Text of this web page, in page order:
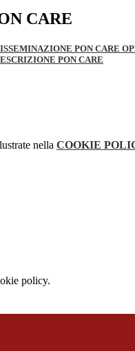
CARE
PON CARE
PON CARE
nella COOKIE
policy.